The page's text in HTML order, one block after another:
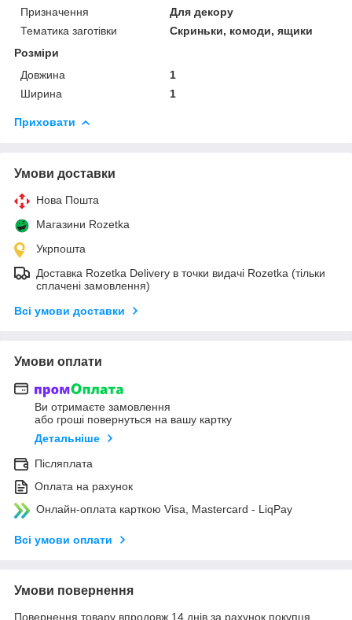
Призначення
Для декору
Тематика заготівки
Скриньки, комоди, ящики
Розміри
Довжина
1
Ширина
1
Приховати
Умови доставки
Нова Пошта
Магазини Rozetka
Укрпошта
Доставка Rozetka Delivery в точки видачі Rozetka (тільки
сплачені замовлення)
Всі умови доставки
Умови оплати
Ви отримаєте замовлення
або гроші повернуться на вашу картку
Детальніше
Післяплата
Оплата на рахунок
Онлайн-оплата карткою Visa, Mastercard - LiqPay
Всі умови оплати
Умови повернення
Повернення товару впродовж 14 днів за рахунок покупця